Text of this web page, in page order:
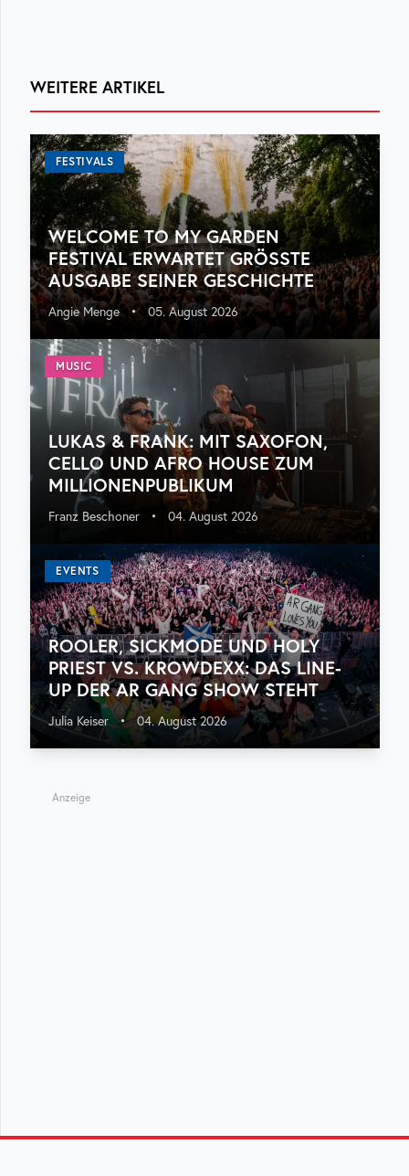
WEITERE ARTIKEL
FESTIVALS
WELCOME TO MY GARDEN
FESTIVAL ERWARTET GRÖSSTE A
USGABE SEINER GESCHICHTE
Angie Menge • 05. August 2026
MUSIC
LUKAS & FRANK: MIT SAXOFON,
CELLO UND AFRO HOUSE ZUM
MILLIONENPUBLIKUM
Franz Beschoner • 04. August 2026
EVENTS
ROOLER, SICKMODE UND HOLY
PRIEST VS. KROWDEXX: DAS LINE-
UP DER AR GANG SHOW STEHT
Julia Keiser • 04. August 2026
Anzeige